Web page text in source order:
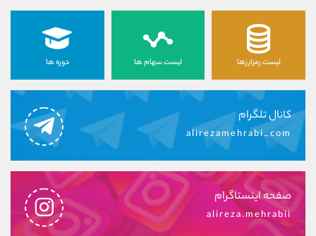
لیست رمزارزها لیست سهام ها دوره ها
کانال تلگرام
alirezamehrabi_com
صفحه اینستاگرام
alireza.mehrabii